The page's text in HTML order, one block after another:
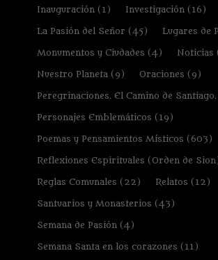
Inauguración(1) Investigación(16)
La Pasión del Señor (45) Lugares de
Monumentos y Ciudades (4) Noticias
Nuestro Planeta(9) Oraciones (9)
Peregrinaciones. El Camino de Santiago.
Personajes Emblemáticos (19)
Poemas y Pensamientos Místicos (603)
Reflexiones Espirituales (Orden de
Reglas Comunales (22) Relatos (12)
Santuarios y Monasterios (43)
Semana de Pasión(4)
Semana Santa en los corazones (11)